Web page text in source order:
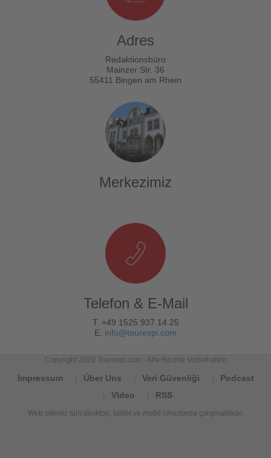
Adres
Redaktionsbüro
Mainzer Str. 36
55411 Bingen am Rhein
Merkezimiz
Telefon & E-Mail
T. +49 1525 937 14 25
E. info@tourexpi.com
Copyright 2020 Tourexpi.com - Alle Rechte Vorbehalten
Impressum Über Uns Veri Güvenliği
Podcast
Video
RSS
Web sitemiz tüm desktop, tablet ve mobil cihazlarda çalışmaktadır.